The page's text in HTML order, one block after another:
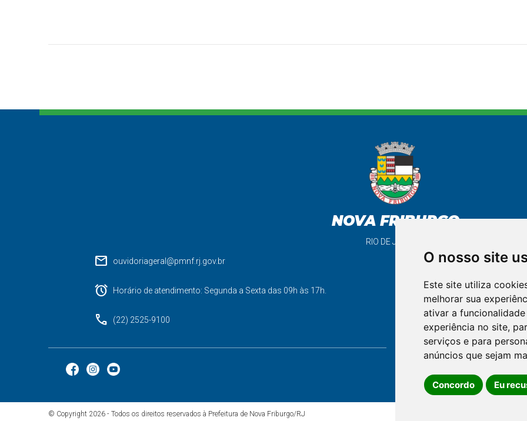
O nosso site
Este site utiliza
melhorar sua
ativar a
experiência no site,
serviços e para
anúncios que sejam
Concordo Eu
NOVA FRIBURGO
RIO DE JANEIRO
mail ouvidoriageral@pmnf.rj.gov.br
alarm Horário de atendimento: Segunda a Sexta das 09h às 17h.
phone (22) 2525-9100
support_agent
FALE CONOSCO
© Copyright 2026 - Todos os direitos reservados à Prefeitura de Nova Friburgo/RJ